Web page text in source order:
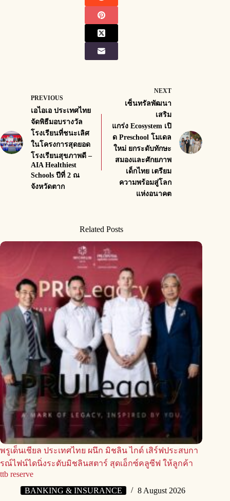
PREVIOUS
เอไอเอ ประเทศไทย
จัดพิธีมอบรางวัล
โรงเรียนที่ชนะเลิศ
ในโครงการสุดยอด
โรงเรียนสุขภาพดี –
AIA Healthiest
Schools ปีที่ 2 ณ
จังหวัดตาก
NEXT
เซ็นทรัลพัฒนา
เสริม
แกร่ง Ecosystem เปิ
ด Preschool โมเดล
ใหม่ ยกระดับทักษะ
สมองและศักยภาพ
เด็กไทย เตรียม
ความพร้อมสู่โลก
แห่งอนาคต
Related Posts
พรูเด็นเชียล ประเทศไทย ผนึก มิชลิน ไกด์ เสิร์ฟประสบกา
รณ์ไฟน์ไดนิ่งระดับมิชลินสตาร์ สุดเอ็กซ์คลูซีฟ ให้ลูกค้า
ttb reserve
BANKING & INSURANCE
8 August 2026